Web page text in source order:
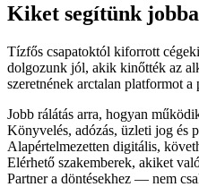
Kiket segítünk
Tízfős csapatoktól kiforrott
dolgozunk jól, akik kinőtték az
szeretnének arctalan platformot a
Jobb rálátás arra, hogyan
Könyvelés, adózás, üzleti jog és
Alapértelmezetten digitális,
Elérhető szakemberek, akiket
Partner a döntésekhez — nem